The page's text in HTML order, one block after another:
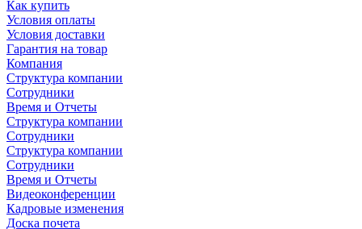
Как купить
Условия оплаты
Условия доставки
Гарантия на товар
Компания
Структура компании
Сотрудники
Время и Отчеты
Структура компании
Сотрудники
Структура компании
Сотрудники
Время и Отчеты
Видеоконференции
Кадровые изменения
Доска почета